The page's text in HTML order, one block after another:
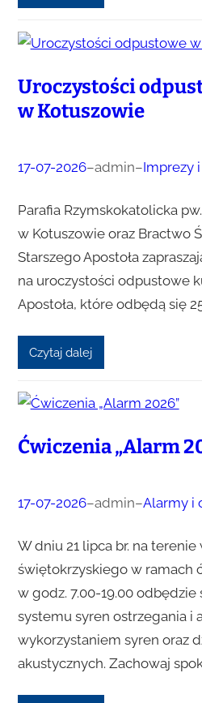
Uroczystości
w Kotuszowie
17-07-2026–admin–Imprezy
Parafia Rzymskokatolicka
w Kotuszowie oraz Bractwo
Starszego Apostoła
na uroczystości odpustowe
Apostoła, które odbędą się
Czytaj dalej
Ćwiczenia „Alarm
17-07-2026–admin–Alarmy i
W dniu 21 lipca br. na
świętokrzyskiego w ramach
w godz. 7.00-19.00 odbędzie
systemu syren ostrzegania i
wykorzystaniem syren oraz
akustycznych. Zachowaj